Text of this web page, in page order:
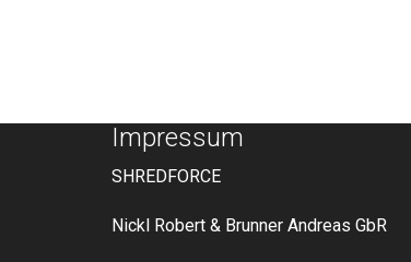
Impressum
SHREDFORCE
Nickl Robert & Brunner Andreas GbR